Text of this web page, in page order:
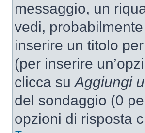
messaggio, un
vedi,
inserire un titolo
(per inserire
clicca suAggiungi
del sondaggio (0
opzioni di risposta